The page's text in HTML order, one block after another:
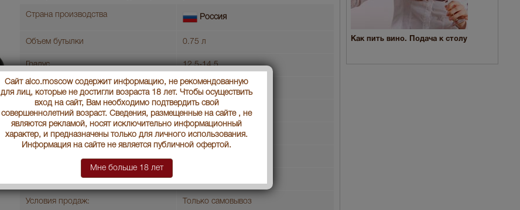
Страна производства Россия
Объем бутылки 0.75 л
Градус 12.5-14.5
Регионы России Краснодарский край
Год производства 2019
Вид вина Красное сухое
Производитель
Условия продаж: Только самовывоз
Как пить вино. Подача к столу
Сайт alco.moscow содержит информацию, не рекомендованную
для лиц, которые не достигли возраста 18 лет. Чтобы осуществить
вход на сайт, Вам необходимо подтвердить свой
совершеннолетний возраст. Сведения, размещенные на сайте , не
являются рекламой, носят исключительно информационный
характер, и предназначены только для личного использования.
Информация на сайте не является публичной офертой.
Мне больше 18 лет